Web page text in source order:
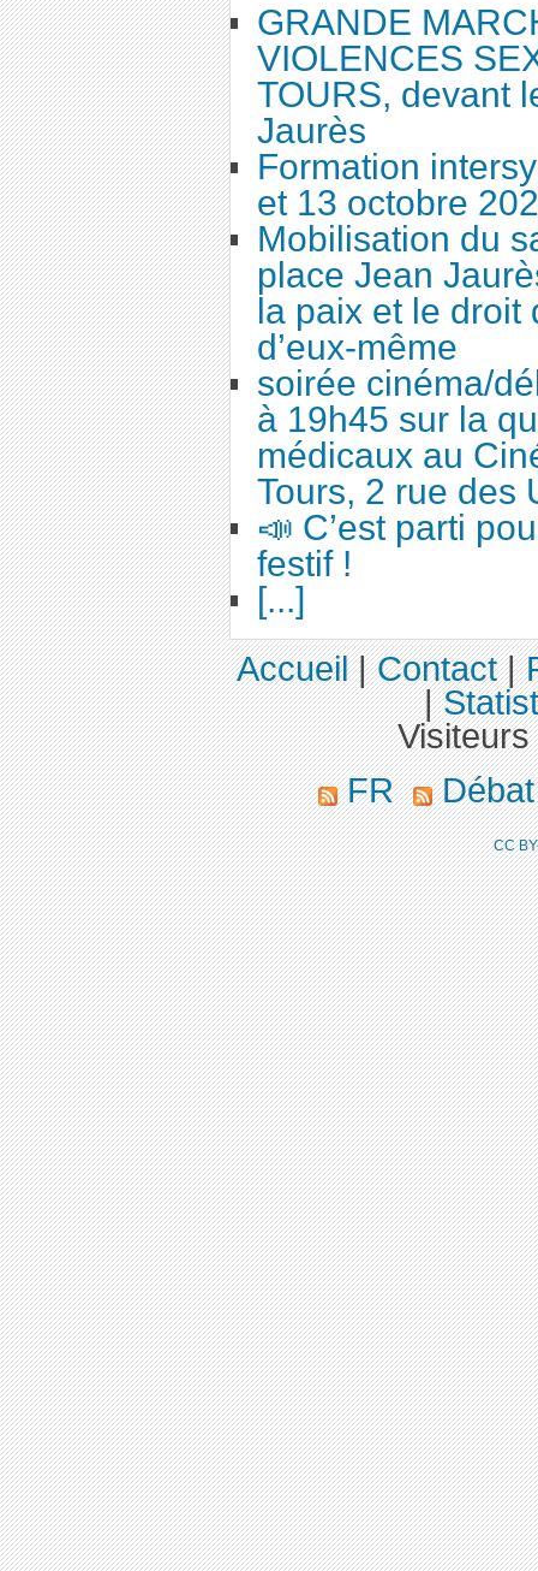
GRANDE
VIOLENCES
TOURS, devant
Jaurès
Formation
et 13 octobre
Mobilisation du
place Jean
la paix et le droit
d’eux-même
soirée cinéma/
à 19h45 sur la
médicaux au
Tours, 2 rue des
📣 C’est parti
festif !
[...]
Accueil|Contact|
|
FR
CC